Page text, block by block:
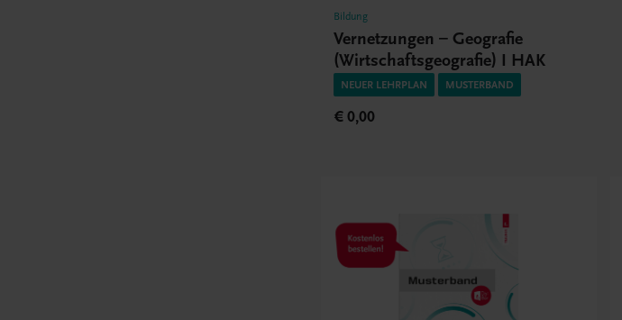
Bildung
Vernetzungen – Geografie
(Wirtschaftsgeografie) I HAK
NEUER LEHRPLAN MUSTERBAND
€ 0,00